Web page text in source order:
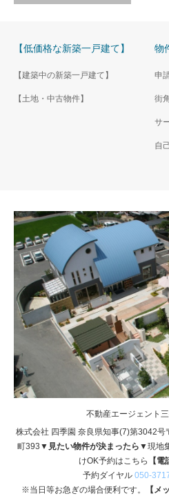
【低価格な新築一戸建て】
【建築中の新築一戸建て】
【土地・中古物件】
物
申
街
サ
自
不動産エージェント
株式会社 四季園 奈良県知事(7)第3042
町393 ▼見たい物件が決まったら▼現地
けOK予約はこちら
【
予約ダイヤル 050-
※当日等お急ぎの場合便利です。
【メ